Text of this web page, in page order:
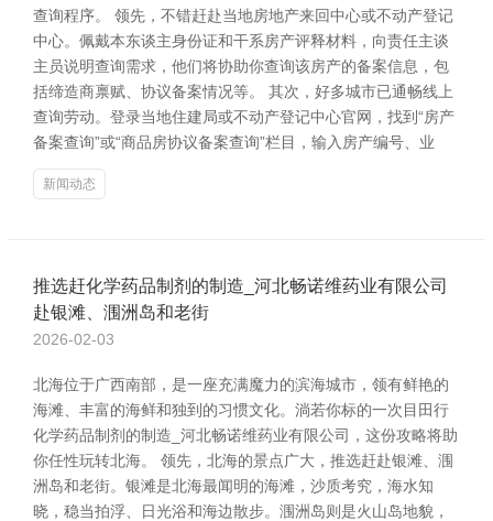
查询程序。 领先，不错赶赴当地房地产来回中心或不动产登记
中心。佩戴本东谈主身份证和干系房产评释材料，向责任主谈
主员说明查询需求，他们将协助你查询该房产的备案信息，包
括缔造商禀赋、协议备案情况等。 其次，好多城市已通畅线上
查询劳动。登录当地住建局或不动产登记中心官网，找到“房产
备案查询”或“商品房协议备案查询”栏目，输入房产编号、业
新闻动态
推选赶化学药品制剂的制造_河北畅诺维药业有限公司
赴银滩、涠洲岛和老街
2026-02-03
北海位于广西南部，是一座充满魔力的滨海城市，领有鲜艳的
海滩、丰富的海鲜和独到的习惯文化。淌若你标的一次目田行
化学药品制剂的制造_河北畅诺维药业有限公司，这份攻略将助
你任性玩转北海。 领先，北海的景点广大，推选赶赴银滩、涠
洲岛和老街。银滩是北海最闻明的海滩，沙质考究，海水知
晓，稳当拍浮、日光浴和海边散步。涠洲岛则是火山岛地貌，